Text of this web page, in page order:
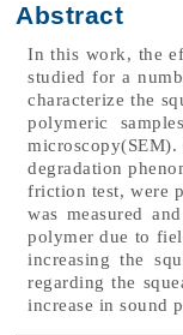
Abstract
In this work, the
studied for a
characterize the
polymeric
degradation
friction test, were
was measured
polymer due to
increasing the
regarding the
increase in sound